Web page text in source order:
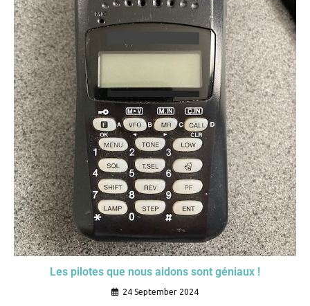
Les pilotes que nous aidons sont géniaux !
24 September 2024